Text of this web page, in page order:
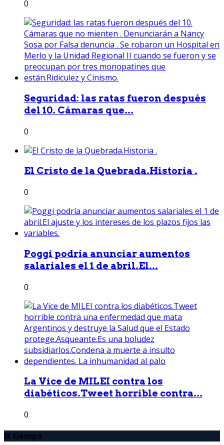
0
Seguridad: las ratas fueron después
del 10. Cámaras que...
0
El Cristo de la Quebrada.Historia .
0
Poggi podría anunciar aumentos
salariales el 1 de abril.El...
0
La Vice de MILEI contra los
diabéticos.Tweet horrible contra...
0
El tiempo